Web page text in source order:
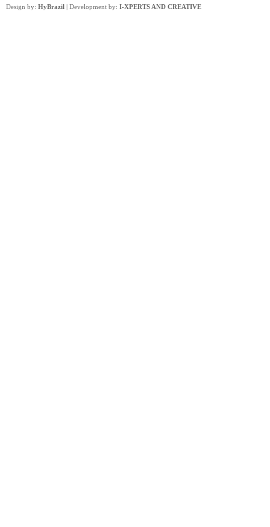
Design by: HyBrazil | Development by: I-XPERTS AND CREATIVE